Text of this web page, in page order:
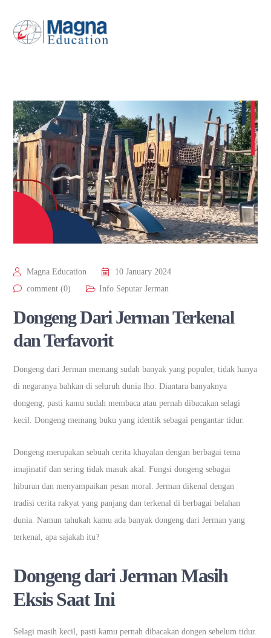
Magna Education
10 January 2024
comment (0)
Info Seputar Jerman
Dongeng Dari Jerman Terkenal
dan Terfavorit
Dongeng dari Jerman memang sudah banyak yang populer, tidak hanya
di negaranya bahkan di seluruh dunia lho. Diantara banyaknya
dongeng, pasti kamu sudah membaca atau pernah dibacakan selagi
kecil. Dongeng memang buku yang identik sebagai pengantar tidur.
Dongeng merupakan sebuah cerita khayalan dengan berbagai tema
imajinatif dan sering tidak masuk akal. Fungsi dongeng sebagai
hiburan dan menyampaikan pesan moral. Jerman dikenal dengan
tradisi cerita rakyat yang panjang dan terkenal di berbagai belahan
dunia. Namun tahukah kamu ada banyak dongeng dari Jerman yang
terkenal, apa sajakah itu?
Dongeng dari Jerman Masih
Eksis Saat Ini
Selagi masih kecil, pasti kamu pernah dibacakan dongen sebelum tidur.